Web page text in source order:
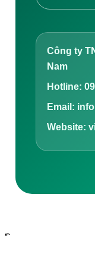
Công ty
Nam
Hotline:
Email:
Website:
“`